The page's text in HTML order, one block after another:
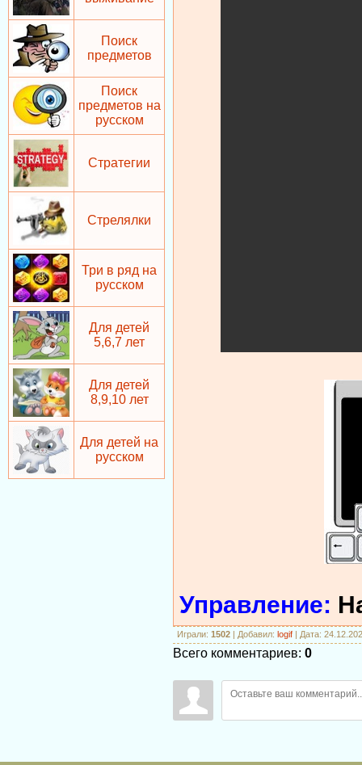
Поиск
предметов
Поиск
предметов на
русском
Стратегии
Стрелялки
Три в ряд на
русском
Для детей
5,6,7 лет
Для детей
8,9,10 лет
Для детей на
русском
Управление:
Играли: 1502 | Добавил: logif | Дата:
Всего комментариев: 0